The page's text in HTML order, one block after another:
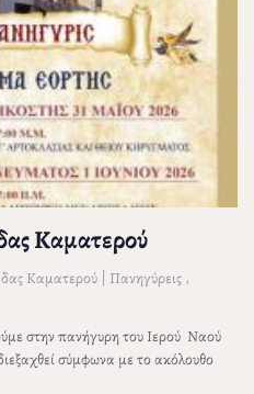
Καματερού
Καματερού | Πανηγύρεις ,
στην πανήγυρη του Ιερού Ναού
σύμφωνα με το ακόλουθο